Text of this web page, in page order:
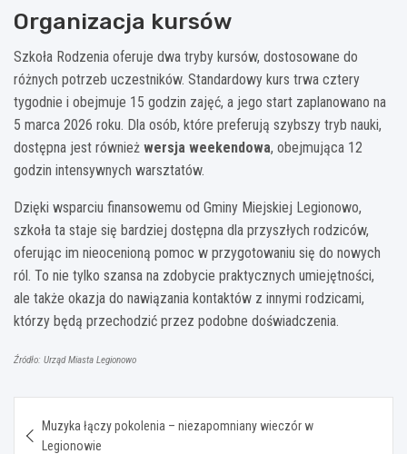
Organizacja kursów
Szkoła Rodzenia oferuje dwa tryby kursów, dostosowane do
różnych potrzeb uczestników. Standardowy kurs trwa cztery
tygodnie i obejmuje 15 godzin zajęć, a jego start zaplanowano na
5 marca 2026 roku. Dla osób, które preferują szybszy tryb nauki,
dostępna jest również wersja weekendowa, obejmująca 12
godzin intensywnych warsztatów.
Dzięki wsparciu finansowemu od Gminy Miejskiej Legionowo,
szkoła ta staje się bardziej dostępna dla przyszłych rodziców,
oferując im nieocenioną pomoc w przygotowaniu się do nowych
ról. To nie tylko szansa na zdobycie praktycznych umiejętności,
ale także okazja do nawiązania kontaktów z innymi rodzicami,
którzy będą przechodzić przez podobne doświadczenia.
Źródło: Urząd Miasta Legionowo
wpisu
Muzyka łączy pokolenia – niezapomniany wieczór w
Legionowie